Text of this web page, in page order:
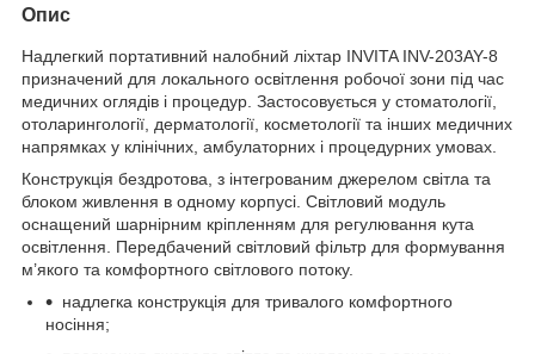
Опис
Надлегкий портативний налобний ліхтар INVITA INV-203AY-8
призначений для локального освітлення робочої зони під час
медичних оглядів і процедур. Застосовується у стоматології,
отоларингології, дерматології, косметології та інших медичних
напрямках у клінічних, амбулаторних і процедурних умовах.
Конструкція бездротова, з інтегрованим джерелом світла та
блоком живлення в одному корпусі. Світловий модуль
оснащений шарнірним кріпленням для регулювання кута
освітлення. Передбачений світловий фільтр для формування
м’якого та комфортного світлового потоку.
надлегка конструкція для тривалого комфортного
носіння;